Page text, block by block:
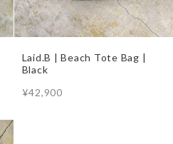
Laid.B | Beach Tote Bag |
Black
¥42,900